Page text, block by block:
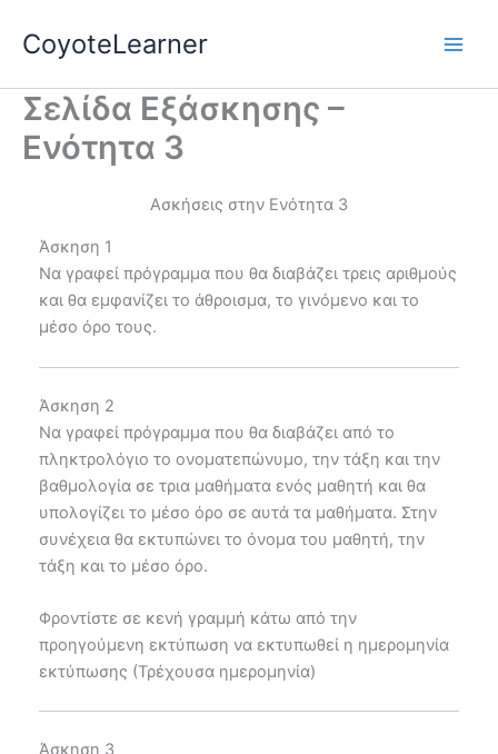
CoyoteLearner
Σελίδα Εξάσκησης –
Ενότητα 3
Ασκήσεις στην Ενότητα 3
Άσκηση 1
Να γραφεί πρόγραμμα που θα διαβάζει τρεις αριθμούς
και θα εμφανίζει το άθροισμα, το γινόμενο και το
μέσο όρο τους.
Άσκηση 2
Να γραφεί πρόγραμμα που θα διαβάζει από το
πληκτρολόγιο το ονοματεπώνυμο, την τάξη και την
βαθμολογία σε τρια μαθήματα ενός μαθητή και θα
υπολογίζει το μέσο όρο σε αυτά τα μαθήματα. Στην
συνέχεια θα εκτυπώνει το όνομα του μαθητή, την
τάξη και το μέσο όρο.
Φροντίστε σε κενή γραμμή κάτω από την
προηγούμενη εκτύπωση να εκτυπωθεί η ημερομηνία
εκτύπωσης (Τρέχουσα ημερομηνία)
Άσκηση 3